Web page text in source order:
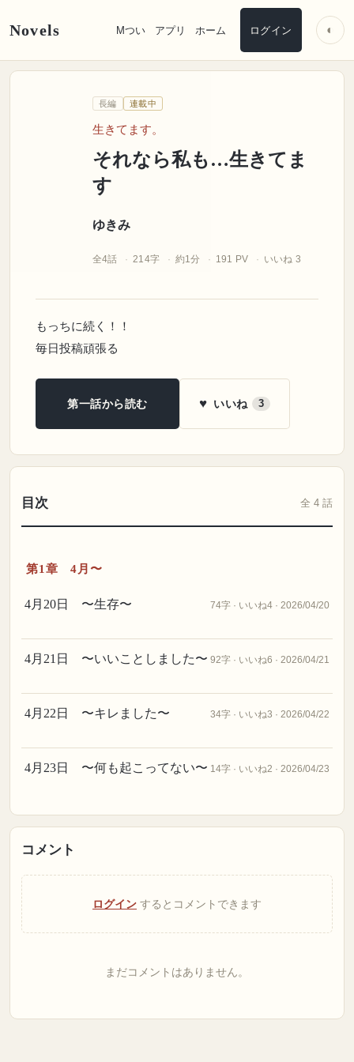
Novels Mつい アプリ ホーム ログイン ◐
長編 連載中
生きてます。
それなら私も…生きてま
す
ゆきみ
全4話 214字 約1分 191 PV いいね 3
もっちに続く！！
毎日投稿頑張る
第一話から読む ♥ いいね 3
目次 全 4 話
第1章 4月〜
4月20日 〜生存〜 74字 · いいね4 · 2026/04/20
4月21日 〜いいことしました〜 92字 · いいね6 · 2026/04/21
4月22日 〜キレました〜 34字 · いいね3 · 2026/04/22
4月23日 〜何も起こってない〜 14字 · いいね2 · 2026/04/23
コメント
ログイン するとコメントできます
まだコメントはありません。